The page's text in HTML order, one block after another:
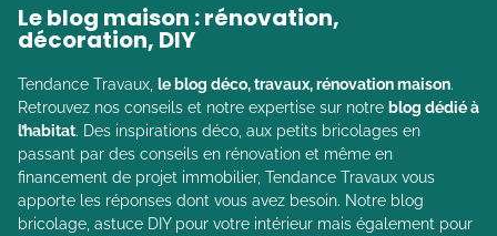
Le blog maison : rénovation,
décoration, DIY
Tendance Travaux, le blog déco, travaux, rénovation maison.
Retrouvez nos conseils et notre expertise sur notre blog dédié à
l’habitat. Des inspirations déco, aux petits bricolages en
passant par des conseils en rénovation et même en
financement de projet immobilier, Tendance Travaux vous
apporte les réponses dont vous avez besoin. Notre blog
bricolage, astuce DIY pour votre intérieur mais également pour